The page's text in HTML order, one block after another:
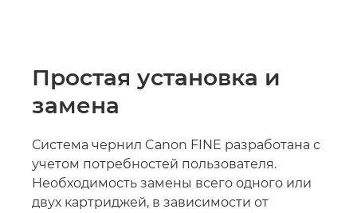
Простая установка и
замена
Система чернил Canon FINE разработана с
учетом потребностей пользователя.
Необходимость замены всего одного или
двух картриджей, в зависимости от